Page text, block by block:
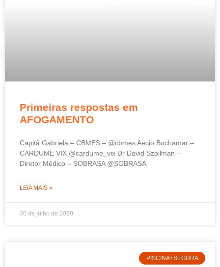
Primeiras respostas em
AFOGAMENTO
Capitã Gabriela – CBMES – @cbmes Aecio Buchamar –
CARDUME VIX @cardume_vix Dr David Szpilman –
Diretor Médico – SOBRASA @SOBRASA
LEIA MAIS »
30 de julho de 2020
PISCINA+SEGURA